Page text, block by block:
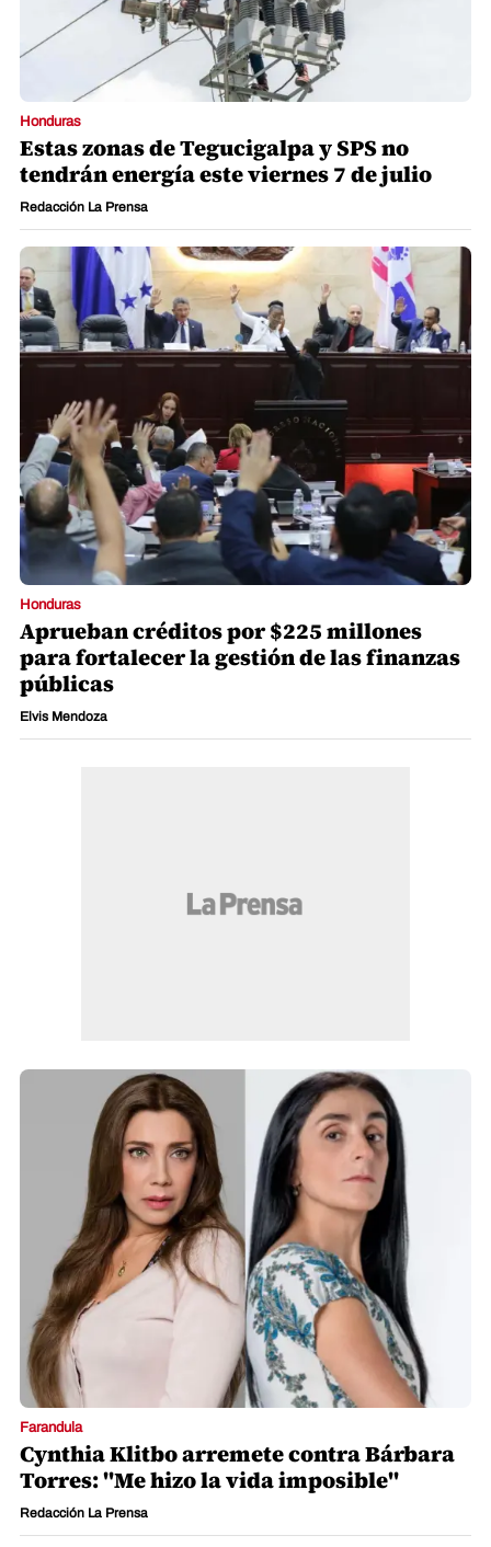
Honduras
Estas zonas de Tegucigalpa y SPS no
tendrán energía este viernes 7 de julio
Redacción La Prensa
Honduras
Aprueban créditos por $225 millones
para fortalecer la gestión de las finanzas
públicas
Elvis Mendoza
Farandula
Cynthia Klitbo arremete contra Bárbara
Torres: "Me hizo la vida imposible"
Redacción La Prensa